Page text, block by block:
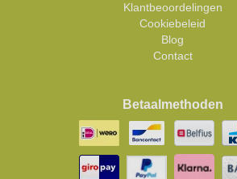
Klantbeoordelingen
Cookiebeleid
Blog
Contact
Betaalmethoden